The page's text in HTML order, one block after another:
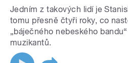
Jedním z takových lidí je
tomu přesně čtyři roky, co
„báječného nebeského
muzikantů.